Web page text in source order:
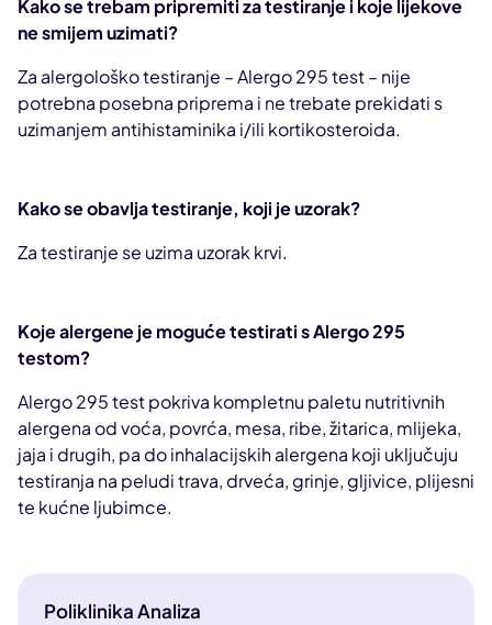
Kako se trebam pripremiti za testiranje i koje lijekove
ne smijem uzimati?
Za alergološko testiranje – Alergo 295 test – nije
potrebna posebna priprema i ne trebate prekidati s
uzimanjem antihistaminika i/ili kortikosteroida.
Kako se obavlja testiranje, koji je uzorak?
Za testiranje se uzima uzorak krvi.
Koje alergene je moguće testirati s Alergo 295
testom?
Alergo 295 test pokriva kompletnu paletu nutritivnih
alergena od voća, povrća, mesa, ribe, žitarica, mlijeka,
jaja i drugih, pa do inhalacijskih alergena koji uključuju
testiranja na peludi trava, drveća, grinje, gljivice, plijesni
te kućne ljubimce.
Poliklinika Analiza